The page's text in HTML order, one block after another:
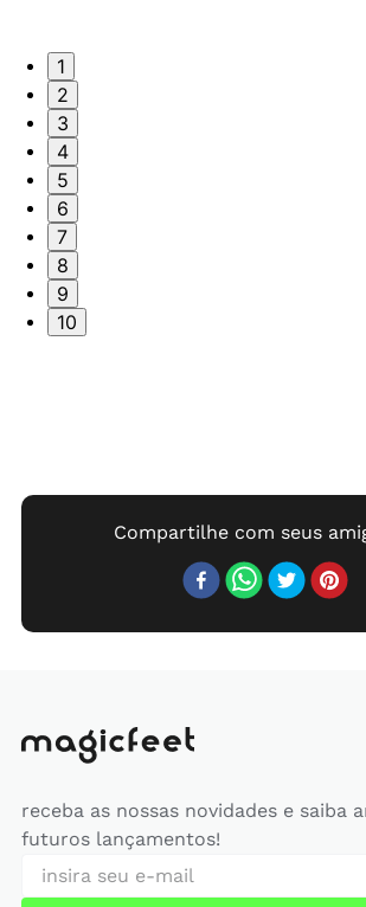
1
2
3
4
5
6
7
8
9
10
receba as nossas novidades e saiba
futuros lançamentos!